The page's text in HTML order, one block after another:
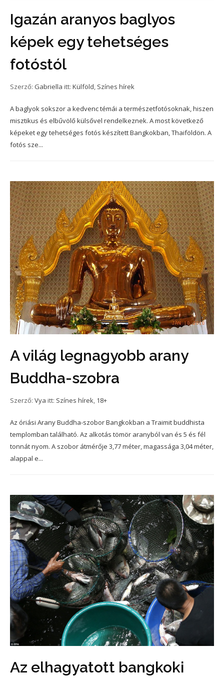
Igazán aranyos baglyos
képek egy tehetséges
fotóstól
Szerző: Gabriella itt: Külföld, Színes hírek
A baglyok sokszor a kedvenc témái a természetfotósoknak, hiszen
misztikus és elbűvölő külsővel rendelkeznek. A most következő
képeket egy tehetséges fotós készített Bangkokban, Thaiföldön. A
fotós sze...
A világ legnagyobb arany
Buddha-szobra
Szerző: Vya itt: Színes hírek, 18+
Az óriási Arany Buddha-szobor Bangkokban a Traimit buddhista
templomban található. Az alkotás tömör aranyból van és 5 és fél
tonnát nyom. A szobor átmérője 3,77 méter, magassága 3,04 méter,
alappal e...
Az elhagyatott bangkoki